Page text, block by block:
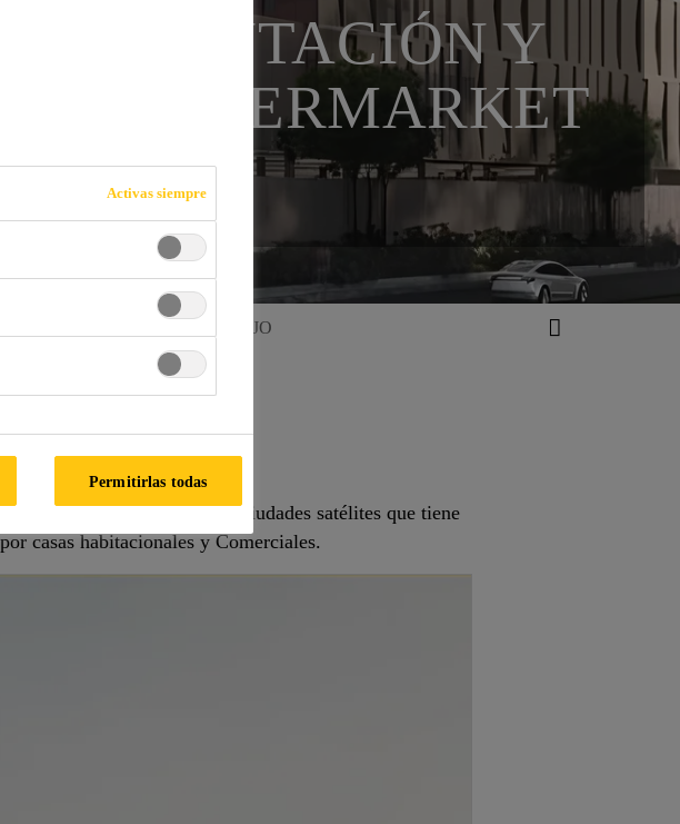
CIMENTACIÓN Y
HIPERMARKET
HIPERMARKET EL BUIJO
El Buijo una de las ciudades satélites que tiene
casas habitacionales y Comerciales.
Activas siempre
Permitirlas todas